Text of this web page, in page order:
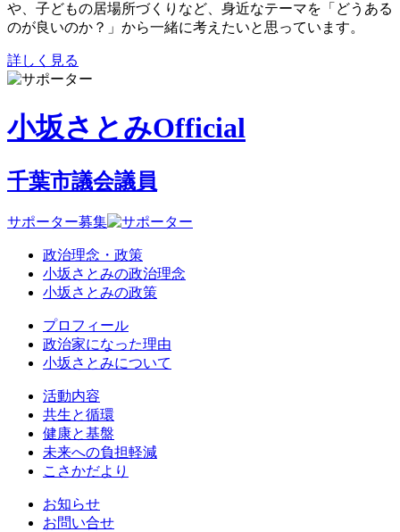
や、子どもの居場所づくりなど、身近なテーマを「どうある
のが良いのか？」から一緒に考えたいと思っています。
詳しく見る
小坂さとみOfficial
千葉市議会議員
サポーター募集
政治理念・政策
小坂さとみの政治理念
小坂さとみの政策
プロフィール
政治家になった理由
小坂さとみについて
活動内容
共生と循環
健康と基盤
未来への負担軽減
こさかだより
お知らせ
お問い合せ